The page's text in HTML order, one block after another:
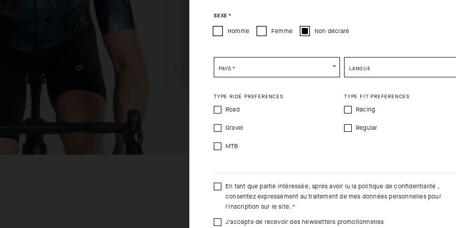
Please be advised that changing your location while shopping will remove all contents
SHIP TO ANOTHER COUNTRY.
SEXE *
Homme Femme Non déclaré
PAYS * LANGUE
TYPE RIDE PREFERENCES
Road
Gravel
MTB
TYPE FIT PREFERENCES
Racing
Regular
En tant que partie intéressée, après avoir lu la politique de confidentialité ,
consentez expressément au traitement de mes données personnelles pour
l'inscription sur le site.
J'accepte de recevoir des newsletters promotionnelles